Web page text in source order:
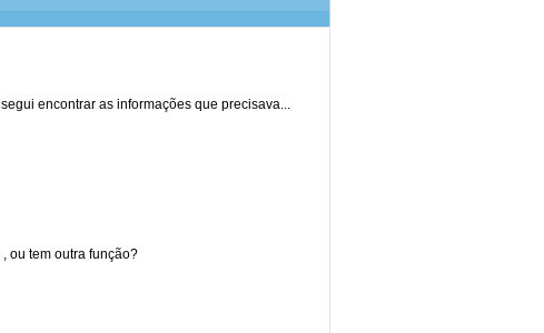
encontrar as informações que precisava...
ou tem outra função?